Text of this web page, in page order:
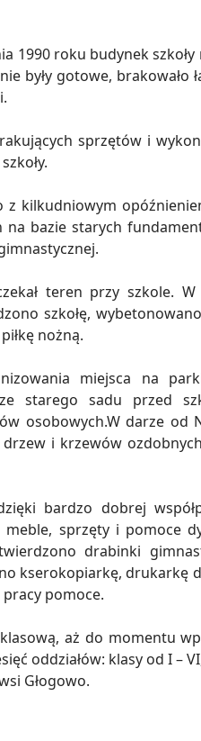
1990 roku budynek
były gotowe, brakowało
sprzętów i
z kilkudniowym
bazie starych
teren przy szkole.
szkołę,
nożną.
miejsca na
starego sadu przed
osobowych.W darze od
drzew i krzewów
bardzo dobrej
meble, sprzęty i
drabinki
kserokopiarkę,
pomoce.
aż do momentu
oddziałów: klasy od I
Głogowo.